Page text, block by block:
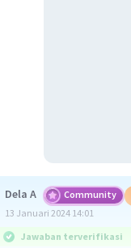
Dela A Community
13 Januari 2024 14:01
Jawaban terverifikasi